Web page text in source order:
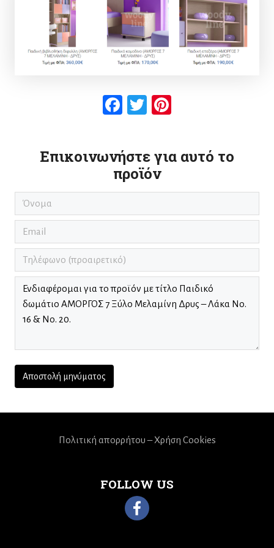
Facebook
Twitter
Επικοινωνήστε για αυτό το
προϊόν
FOLLOW US
Πολιτική απορρήτου – Χρήση Cookies